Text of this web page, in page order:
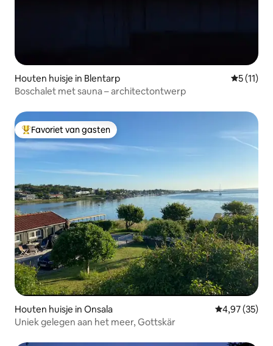
Houten huisje in Blentarp
5 (11)
Boschalet met sauna – architectontwerp
Topfavoriet van gasten
Favoriet van gasten
Houten huisje in Onsala Gemiddelde
4,97 (35)
Uniek gelegen aan het meer, Gottskär